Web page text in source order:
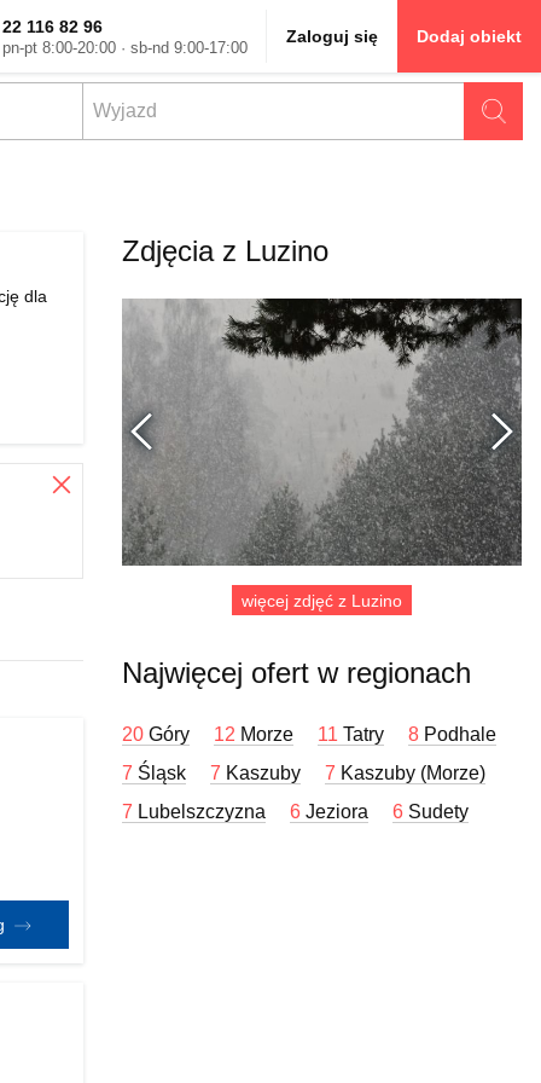
22 116 82 96
pn-pt 8:00-20:00 · sb-nd 9:00-17:00
Zaloguj się Dodaj obiekt
dla
Zamknij
Zdjęcia z Luzino
Poprzednie
więcej zdjęć z Luzino
Najwięcej ofert w regionach
20Góry 12 Morze 11Tatry 8 Podhale
7 Śląsk 7 Kaszuby 7 Kaszuby (Morze)
7 Lubelszczyzna 6Jeziora 6 Sudety